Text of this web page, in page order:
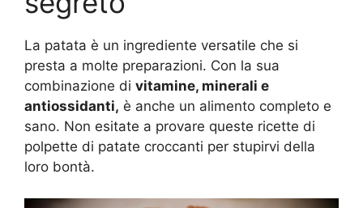
La patata è un ingrediente versatile che si
presta a molte preparazioni. Con la sua
combinazione di vitamine, minerali e
antiossidanti, è anche un alimento completo e
sano. Non esitate a provare queste ricette di
polpette di patate croccanti per stupirvi della
loro bontà.